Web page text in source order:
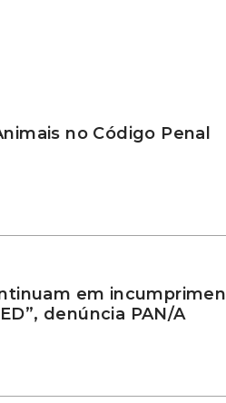
no Código Penal
em
denúncia PAN/A